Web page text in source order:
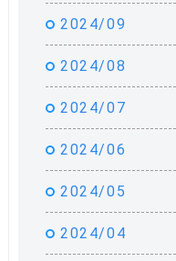
2024/09
2024/08
2024/07
2024/06
2024/05
2024/04